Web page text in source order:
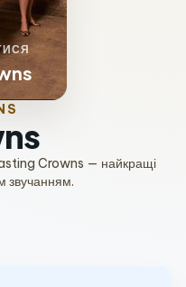
Crowns — найкращі
звучанням.